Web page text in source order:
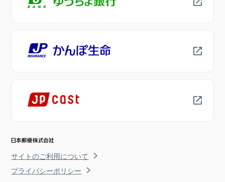
サイトのご利用について
プライバシーポリシー